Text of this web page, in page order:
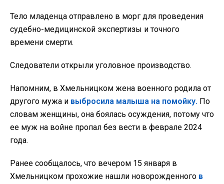
Тело младенца отправлено в морг для проведения
судебно-медицинской экспертизы и точного
времени смерти.
Следователи открыли уголовное производство.
Напомним, в Хмельницком жена военного родила от
другого мужа и выбросила малыша на помойку. По
словам женщины, она боялась осуждения, потому что
ее муж на войне пропал без вести в феврале 2024
года.
Ранее сообщалось, что вечером 15 января в
Хмельницком прохожие нашли новорожденного в